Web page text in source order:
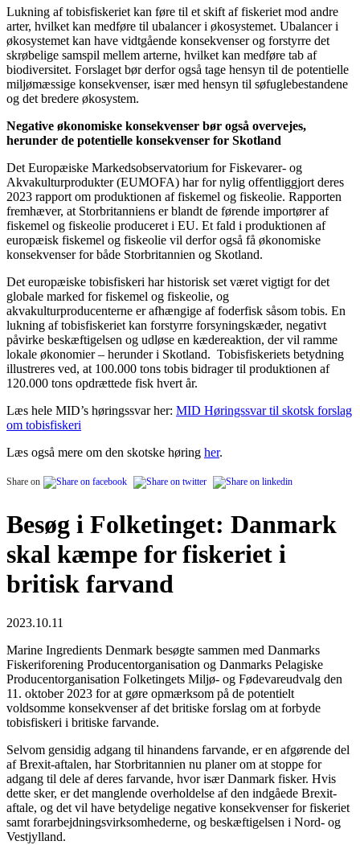
Lukning af tobisfiskeriet kan føre til et skift af fiskeriet mod andre
arter, hvilket kan medføre til ubalancer i økosystemet. Ubalancer i
økosystemet kan have vidtgående konsekvenser og forstyrre det
skrøbelige samspil mellem arterne, hvilket kan medføre tab af
biodiversitet. Forslaget bør derfor også tage hensyn til de potentielle
miljømæssige konsekvenser, især med hensyn til søfuglebestandene
og det bredere økosystem.
Negative økonomiske konsekvenser bør også overvejes,
herunder de potentielle konsekvenser for Skotland
Det Europæiske Markedsobservatorium for Fiskevarer- og
Akvakulturprodukter (EUMOFA) har for nylig offentliggjort deres
2023 rapport om produktionen af fiskemel og fiskeolie. Rapporten
fremhæver, at Storbritanniens er blandt de førende importører af
fiskemel og fiskeolie produceret i EU. Et fald i produktionen af
europæisk fiskemel og fiskeolie vil derfor også få økonomiske
konsekvenser for både Storbritannien og Skotland.
Det europæiske tobisfiskeri har historisk set været vigtigt for det
globale marked for fiskemel og fiskeolie, og
akvakulturproducenterne er afhængige af foderfisk såsom tobis. En
lukning af tobisfiskeriet kan forstyrre forsyningskæder, negativt
påvirke beskæftigelsen og udløse en kædereaktion, der vil ramme
lokale økonomier – herunder i Skotland. Tobisfiskeriets betydning
illustreres ved, at 100.000 tons tobis bidrager til produktionen af
120.000 tons opdrættede fisk hvert år.
Læs hele MID’s høringssvar her: MID Høringssvar til skotsk forslag
om tobisfiskeri
Læs også mere om den skotske høring her.
Share on
Besøg i Folketinget: Danmark
skal kæmpe for fiskeriet i
britisk farvand
2023.10.11
Marine Ingredients Denmark besøgte sammen med Danmarks
Fiskeriforening Producentorganisation og Danmarks Pelagiske
Producentorganisation Folketingets Miljø- og Fødevareudvalg den
11. oktober 2023 for at gøre opmærksom på de potentielt
voldsomme konsekvenser af det britiske forslag om at forbyde
tobisfiskeri i britiske farvande.
Selvom gensidig adgang til hinandens farvande, er en afgørende del
af Brexit-aftalen, har Storbritannien nu planer om at stoppe for
adgang til dele af deres farvande, hvor især Danmark fisker. Hvis
dette sker, er det manglende overholdelse af den indgåede Brexit-
aftale, og det vil have betydelige negative konsekvenser for fiskeriet
samt forarbejdningsvirksomhederne, og beskæftigelsen i Nord- og
Vestjylland.